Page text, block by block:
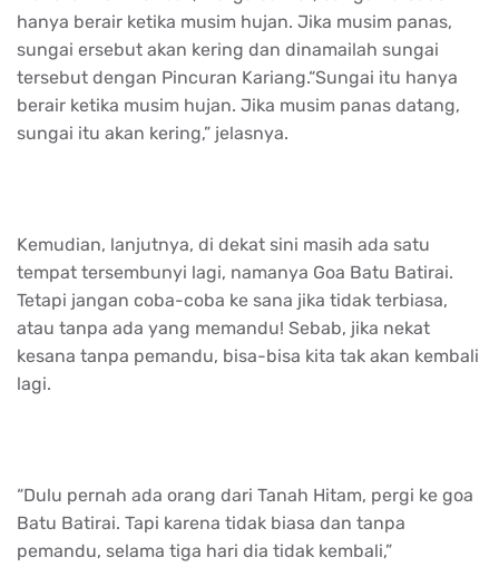
hanya berair ketika musim hujan. Jika musim panas,
sungai ersebut akan kering dan dinamailah sungai
tersebut dengan Pincuran Kariang.“Sungai itu hanya
berair ketika musim hujan. Jika musim panas datang,
sungai itu akan kering,” jelasnya.
Kemudian, lanjutnya, di dekat sini masih ada satu
tempat tersembunyi lagi, namanya Goa Batu Batirai.
Tetapi jangan coba-coba ke sana jika tidak terbiasa,
atau tanpa ada yang memandu! Sebab, jika nekat
kesana tanpa pemandu, bisa-bisa kita tak akan kembali
lagi.
“Dulu pernah ada orang dari Tanah Hitam, pergi ke goa
Batu Batirai. Tapi karena tidak biasa dan tanpa
pemandu, selama tiga hari dia tidak kembali,”